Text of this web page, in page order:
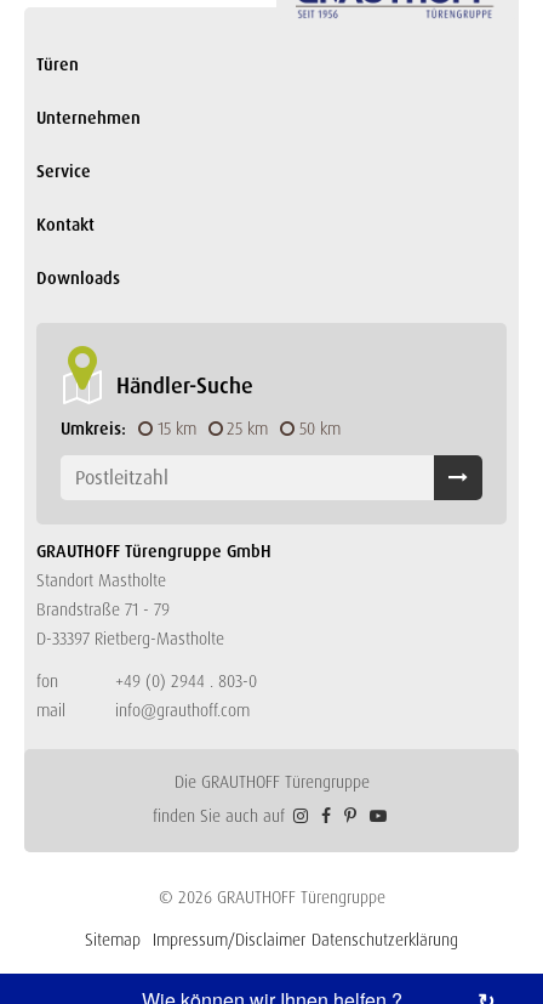
Türen
Unternehmen
Service
Kontakt
Downloads
Händler-Suche
Umkreis: 15 km 25 km 50 km
GRAUTHOFF Türengruppe GmbH
Standort Mastholte
Brandstraße 71 - 79
D-33397 Rietberg-Mastholte
fon
+49 (0) 2944 . 803-0
mail
info@grauthoff.com
Die GRAUTHOFF Türengruppe
finden Sie auch auf
© 2026 GRAUTHOFF Türengruppe
Sitemap
Impressum/Disclaimer Datenschutzerklärung